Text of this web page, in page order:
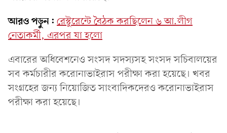
আরও পড়ুন: রেস্টুরেন্টে বৈঠক করছিলেন ৬ আ.লীগ
নেতাকর্মী, এরপর যা হলো
এবারের অধিবেশনেও সংসদ সদস্যসহ সংসদ সচিবালয়ের
সব কর্মচারীর করোনাভাইরাস পরীক্ষা করা হয়েছে। খবর
সংগ্রহের জন্য নিয়োজিত সাংবাদিকদেরও করোনাভাইরাস
পরীক্ষা করা হয়েছে।